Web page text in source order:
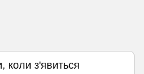
коли з'явиться